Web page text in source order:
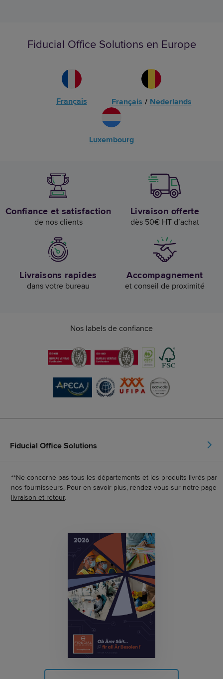
Fiducial Office Solutions en Europe
Français Français / Nederlands
Luxembourg
Confiance et satisfaction
de nos clients
Livraison offerte
dès 50€ HT d’achat
Livraisons rapides
dans votre bureau
Accompagnement
et conseil de proximité
Nos labels de confiance
Fiducial Office Solutions
**Ne concerne pas tous les départements et les produits livrés par
nos fournisseurs. Pour en savoir plus, rendez-vous sur notre page
livraison et retour.